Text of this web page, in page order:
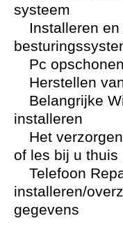
systeem
Installeren
Pc opschonen
Herstellen
Belangrijke
installeren
Het
of les bij u thuis
Telefoon
installeren/
gegevens